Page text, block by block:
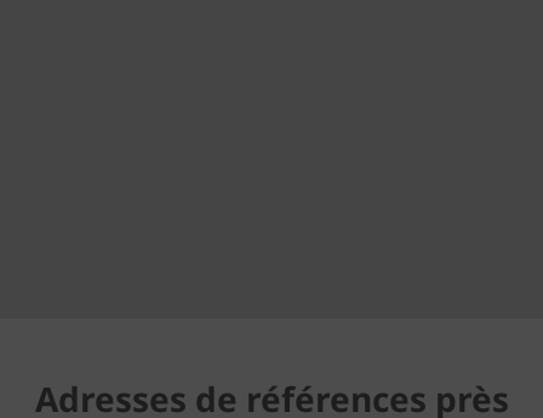
Adresses de références près